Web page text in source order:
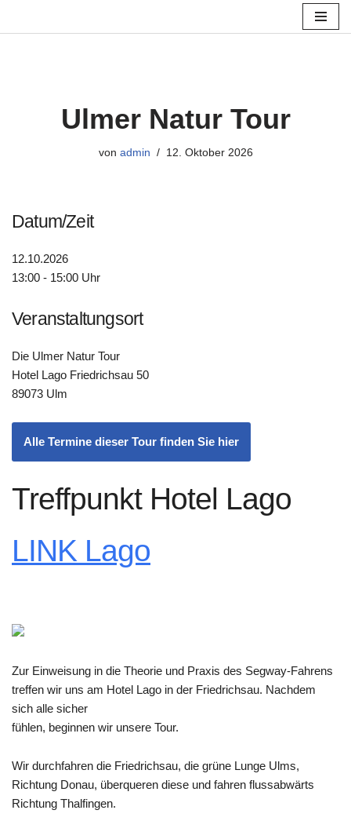
Ulmer Natur Tour
von admin 12. Oktober 2026
Datum/Zeit
12.10.2026
13:00 - 15:00 Uhr
Veranstaltungsort
Die Ulmer Natur Tour
Hotel Lago Friedrichsau 50
89073 Ulm
Alle Termine dieser Tour finden Sie hier
Treffpunkt Hotel Lago
LINK Lago
Zur Einweisung in die Theorie und Praxis des Segway-Fahrens
treffen wir uns am Hotel Lago in der Friedrichsau. Nachdem
sich alle sicher
fühlen, beginnen wir unsere Tour.
Wir durchfahren die Friedrichsau, die grüne Lunge Ulms,
Richtung Donau, überqueren diese und fahren flussabwärts
Richtung Thalfingen.